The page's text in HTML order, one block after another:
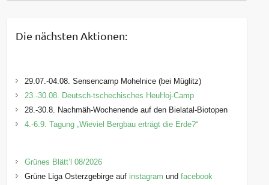
Die nächsten Aktionen:
29.07.-04.08. Sensencamp Mohelnice (bei Müglitz)
23.-30.08. Deutsch-tschechisches HeuHoj-Camp
28.-30.8. Nachmäh-Wochenende auf den Bielatal-Biotopen
4.-6.9. Tagung „Wieviel Bergbau erträgt die Erde?“
Grünes Blätt’l 08/2026
Grüne Liga Osterzgebirge auf instagram undfacebook